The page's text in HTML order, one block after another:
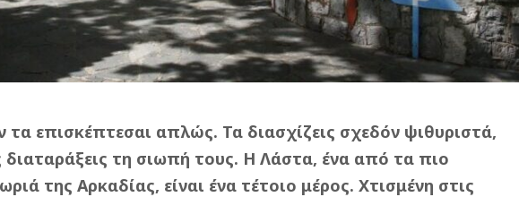
επισκέπτεσαι απλώς. Τα διασχίζεις σχεδόν ψιθυριστά,
τη σιωπή τους. Η Λάστα, ένα από τα πιο
της Αρκαδίας, είναι ένα τέτοιο μέρος. Χτισμένη στις